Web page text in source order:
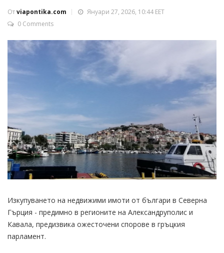
Отviapontika.com
Януари 27, 2026, 10:44 EET
0 Comments
Изкупуването на недвижими имоти от българи в Северна
Гърция - предимно в регионите на Александруполис и
Кавала, предизвика ожесточени спорове в гръцкия
парламент.